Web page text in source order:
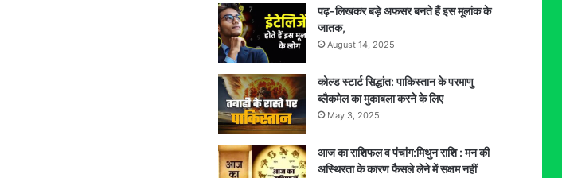
पढ़-लिखकर बड़े अफसर बनते हैं इस मूलांक के
जातक,
August 14, 2025
कोल्ड स्टार्ट सिद्धांत: पाकिस्तान के परमाणु
ब्लैकमेल का मुकाबला करने के लिए
May 3, 2025
आज का राशिफल व पंचांग:मिथुन राशि : मन की
अस्थिरता के कारण फैसले लेने में सक्षम नहीं